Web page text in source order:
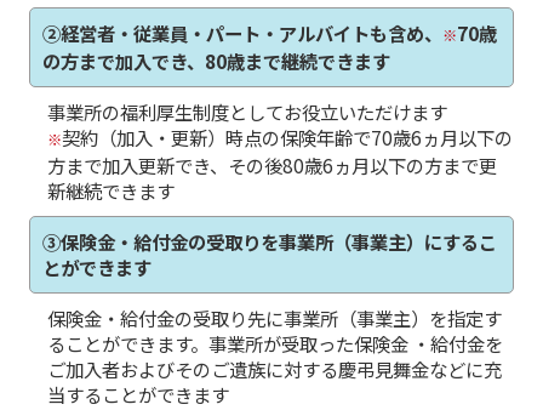
②経営者・従業員・パート・アルバイトも含め、
※70歳
の方まで加入でき、80歳まで継続できます
事業所の福利厚生制度としてお役立いただけます
※契約（加入・更新）時点の保険年齢で70歳6ヵ月以下の
方まで加入更新でき、その後80歳6ヵ月以下の方まで更
新継続できます
③保険金・給付金の受取りを事業所（事業主）にするこ
とができます
保険金・給付金の受取り先に事業所（事業主）を指定す
ることができます。事業所が受取った保険金 ・給付金を
ご加入者およびそのご遺族に対する慶弔見舞金などに充
当することができます